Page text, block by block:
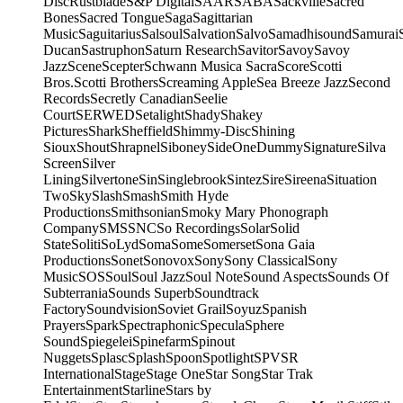
BonesSacred TongueSagaSagittarian
MusicSaguitariusSalsoulSalvationSalvoSamadhisoundSamurai
DucanSastruphonSaturn ResearchSavitorSavoySavoy
JazzSceneScepterSchwann Musica SacraScoreScotti
Bros.Scotti BrothersScreaming AppleSea Breeze JazzSecond
RecordsSecretly CanadianSeelie
CourtSERWEDSetalightShadyShakey
PicturesSharkSheffieldShimmy-DiscShining
SiouxShoutShrapnelSiboneySideOneDummySignatureSilva
ScreenSilver
LiningSilvertoneSinSinglebrookSintezSireSireenaSituation
TwoSkySlashSmashSmith Hyde
ProductionsSmithsonianSmoky Mary Phonograph
CompanySMSSNCSo RecordingsSolarSolid
StateSolitiSoLydSomaSomeSomersetSona Gaia
ProductionsSonetSonovoxSonySony ClassicalSony
MusicSOSSoulSoul JazzSoul NoteSound AspectsSounds Of
SubterraniaSounds SuperbSoundtrack
FactorySoundvisionSoviet GrailSoyuzSpanish
PrayersSparkSpectraphonicSpeculaSphere
SoundSpiegeleiSpinefarmSpinout
NuggetsSplascSplashSpoonSpotlightSPVSR
InternationalStageStage OneStar SongStar Trak
EntertainmentStarlineStars by